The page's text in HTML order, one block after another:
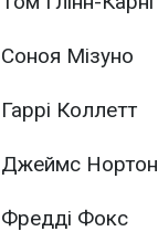
Соноя Мізуно
Гаррі Коллетт
Джеймс Нортон
Фредді Фокс